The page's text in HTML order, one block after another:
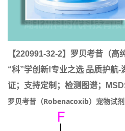
【220991-32-2】罗贝考昔（高
“科”学创新!专业之选 品质护航
证；支持定制；检测图谱；
罗贝考昔（Robenacoxib）宠物试